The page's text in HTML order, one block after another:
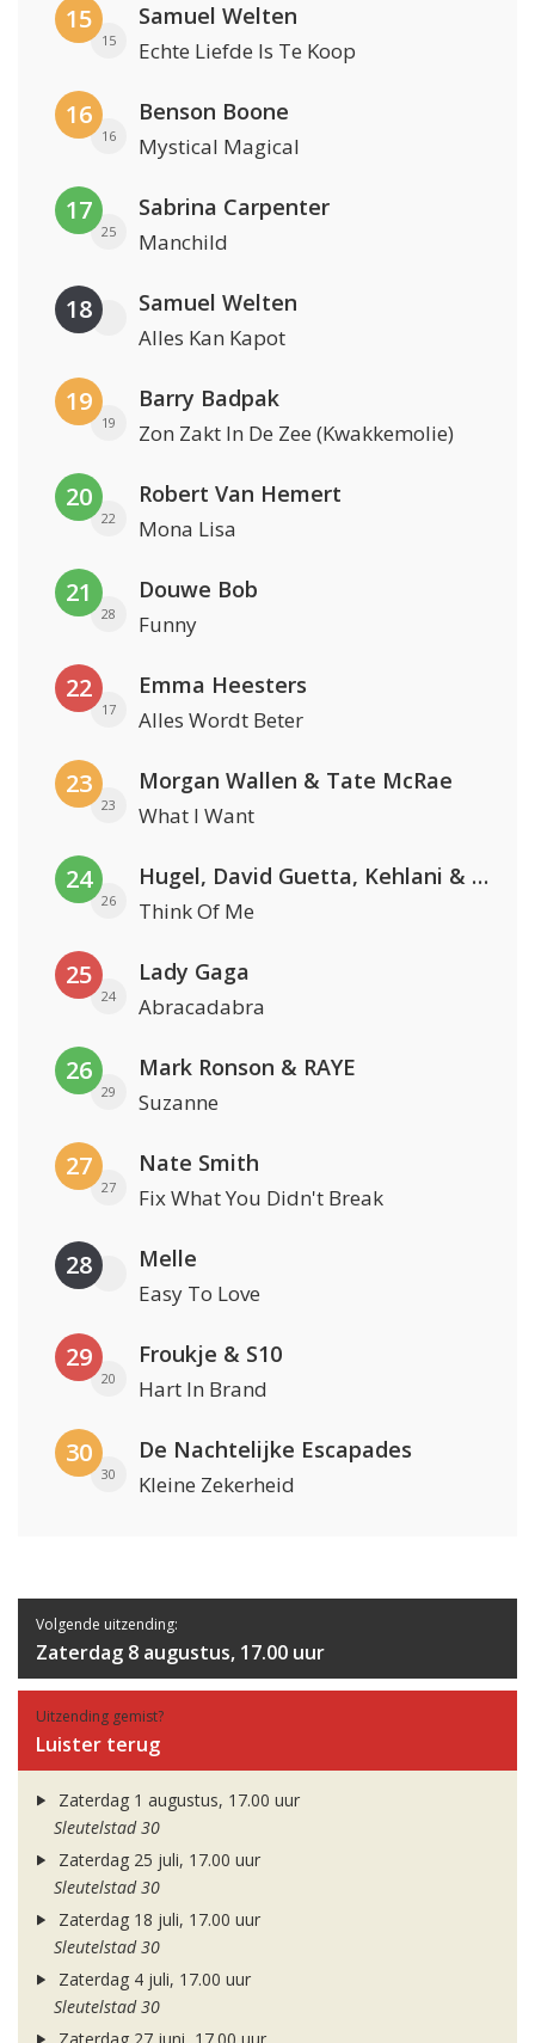
15
15
Samuel Welten
Echte Liefde Is Te Koop
16
16
Benson Boone
Mystical Magical
17
25
Sabrina Carpenter
Manchild
18 Samuel Welten
Alles Kan Kapot
19
19
Barry Badpak
Zon Zakt In De Zee (Kwakkemolie)
20
22
Robert Van Hemert
Mona Lisa
21
28
Douwe Bob
Funny
22
17
Emma Heesters
Alles Wordt Beter
23
23
Morgan Wallen & Tate McRae
What I Want
24
26
Hugel, David Guetta, Kehlani & Daecolm
Think Of Me
25
24
Lady Gaga
Abracadabra
26
29
Mark Ronson & RAYE
Suzanne
27
27
Nate Smith
Fix What You Didn't Break
28 Melle
Easy To Love
29
20
Froukje & S10
Hart In Brand
30
30
De Nachtelijke Escapades
Kleine Zekerheid
Volgende uitzending:
Zaterdag 8 augustus, 17.00 uur
Uitzending gemist?
Luister terug
Zaterdag 1 augustus, 17.00 uur
Sleutelstad 30
Zaterdag 25 juli, 17.00 uur
Sleutelstad 30
Zaterdag 18 juli, 17.00 uur
Sleutelstad 30
Zaterdag 4 juli, 17.00 uur
Sleutelstad 30